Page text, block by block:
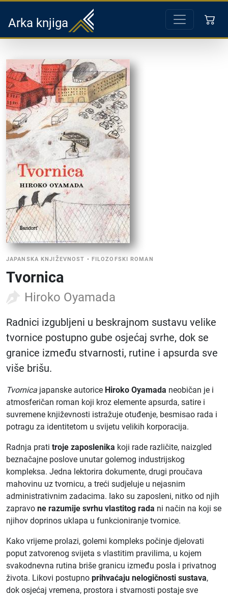
Arka knjiga
JAPANSKA KNJIŽEVNOST • FILOZOFSKI ROMAN
Tvornica
Hiroko Oyamada
Radnici izgubljeni u beskrajnom sustavu velike
tvornice postupno gube osjećaj svrhe, dok se
granice između stvarnosti, rutine i apsurda sve
više brišu.
Tvornica japanske autorice Hiroko Oyamada neobičan je i
atmosferičan roman koji kroz elemente apsurda, satire i
suvremene književnosti istražuje otuđenje, besmisao rada i
potragu za identitetom u svijetu velikih korporacija.
Radnja prati troje zaposlenika koji rade različite, naizgled
beznačajne poslove unutar golemog industrijskog
kompleksa. Jedna lektorira dokumente, drugi proučava
mahovinu uz tvornicu, a treći sudjeluje u nejasnim
administrativnim zadacima. Iako su zaposleni, nitko od njih
zapravo ne razumije svrhu vlastitog rada ni način na koji se
njihov doprinos uklapa u funkcioniranje tvornice.
Kako vrijeme prolazi, golemi kompleks počinje djelovati
poput zatvorenog svijeta s vlastitim pravilima, u kojem
svakodnevna rutina briše granicu između posla i privatnog
života. Likovi postupno prihvaćaju nelogičnosti sustava,
dok osjećaj vremena, prostora i stvarnosti postaje sve